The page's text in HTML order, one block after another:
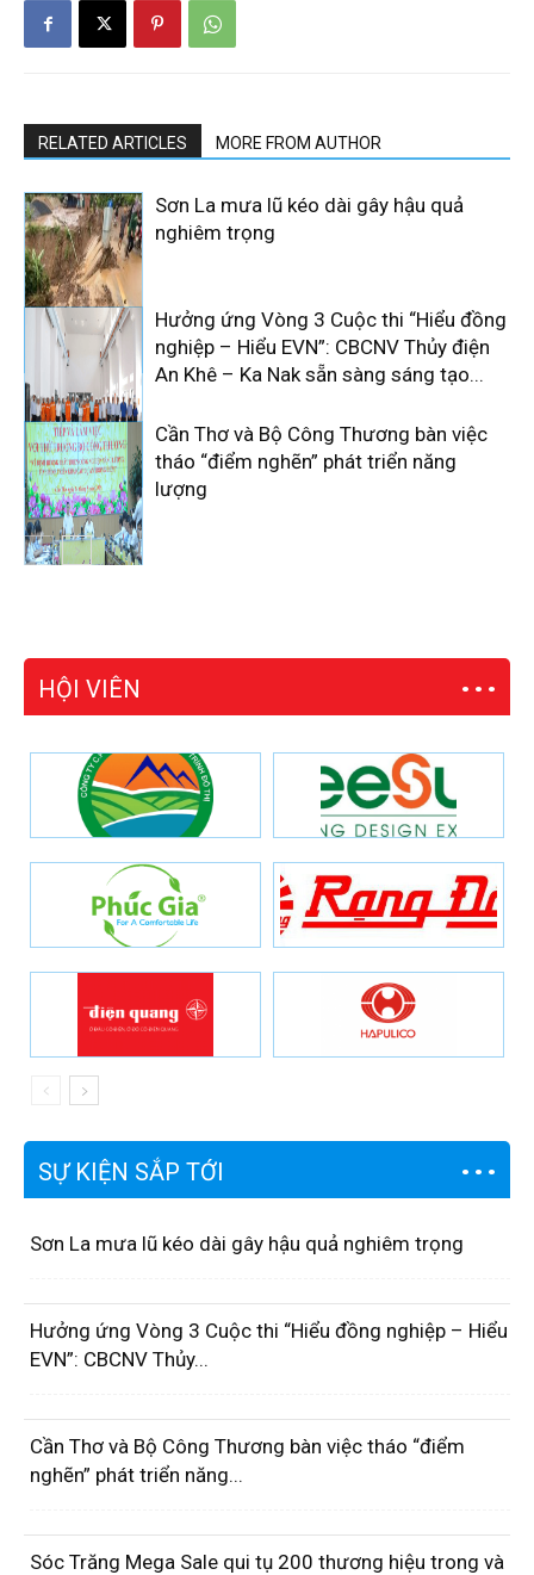
RELATED ARTICLES MORE FROM AUTHOR
Sơn La mưa lũ kéo dài gây hậu quả
nghiêm trọng
Hưởng ứng Vòng 3 Cuộc thi “Hiểu đồng
nghiệp – Hiểu EVN”: CBCNV Thủy điện
An Khê – Ka Nak sẵn sàng sáng tạo...
Cần Thơ và Bộ Công Thương bàn việc
tháo “điểm nghẽn” phát triển năng
lượng
HỘI VIÊN
SỰ KIỆN SẮP TỚI
Sơn La mưa lũ kéo dài gây hậu quả nghiêm trọng
Hưởng ứng Vòng 3 Cuộc thi “Hiểu đồng nghiệp – Hiểu
EVN”: CBCNV Thủy...
Cần Thơ và Bộ Công Thương bàn việc tháo “điểm
nghẽn” phát triển năng...
Sóc Trăng Mega Sale qui tụ 200 thương hiệu trong và